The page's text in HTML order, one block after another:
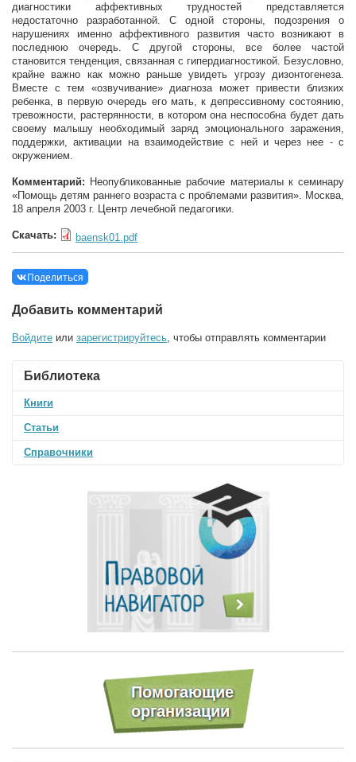
диагностики аффективных трудностей представляется
недостаточно разработанной. С одной стороны, подозрения о
нарушениях именно аффективного развития часто возникают в
последнюю очередь. С другой стороны, все более частой
становится тенденция, связанная с гипердиагностикой. Безусловно,
крайне важно как можно раньше увидеть угрозу дизонтогенеза.
Вместе с тем «озвучивание» диагноза может привести близких
ребенка, в первую очередь его мать, к депрессивному состоянию,
тревожности, растерянности, в котором она неспособна будет дать
своему малышу необходимый заряд эмоционального заражения,
поддержки, активации на взаимодействие с ней и через нее - с
окружением.
Комментарий: Неопубликованные рабочие материалы к семинару
«Помощь детям раннего возраста с проблемами развития». Москва,
18 апреля 2003 г. Центр лечебной педагогики.
Скачать: baensk01.pdf
Поделиться
Добавить комментарий
Войдите или зарегистрируйтесь , чтобы отправлять комментарии
Библиотека
Книги
Статьи
Справочники